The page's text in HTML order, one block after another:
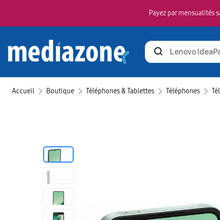
Payez par
Rechercher
des
Accueil Boutique Téléphones & Tablettes Téléphones